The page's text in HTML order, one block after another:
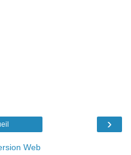
›
Web